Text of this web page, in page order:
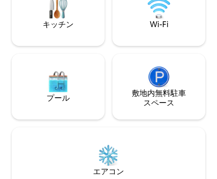
ーツ/タオルはご
キッチン Wi-Fi
プール
敷地内無料駐⁠車
ス⁠ペ⁠ー⁠ス
エアコン